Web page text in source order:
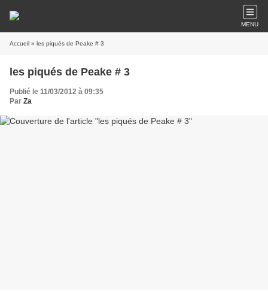
MENU
Accueil » les piqués de Peake # 3
les piqués de Peake # 3
Publié le 11/03/2012 à 09:35
Par Za